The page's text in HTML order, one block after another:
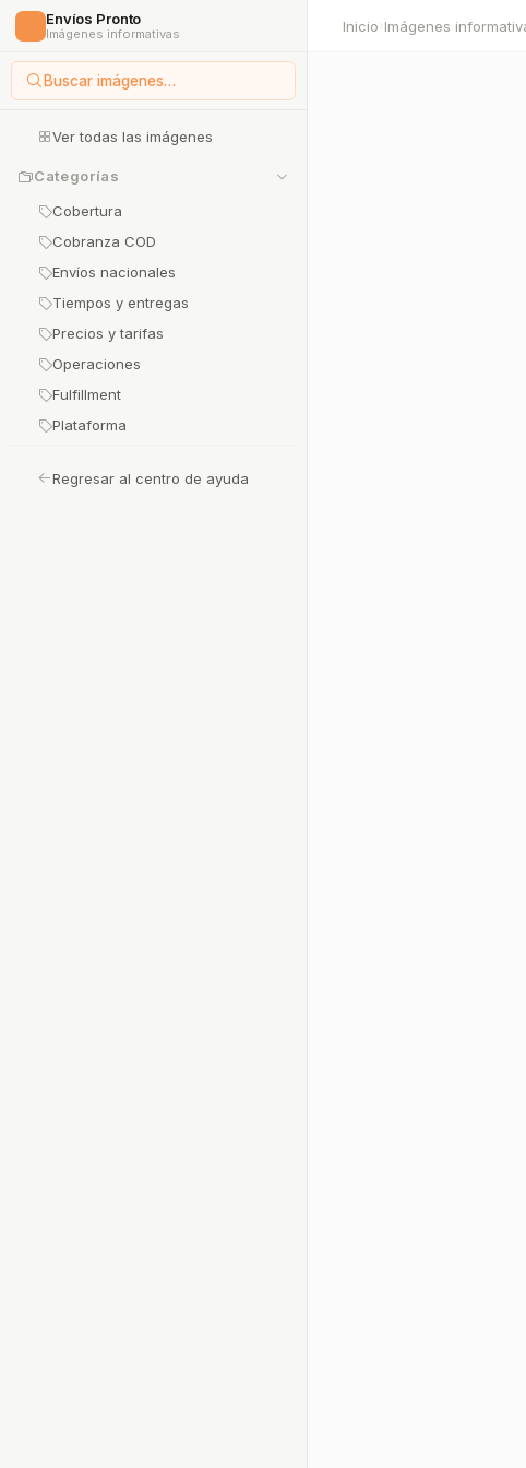
Envíos Pronto
Imágenes informativas
Buscar imágenes…
Ver todas las imágenes
Categorías
Cobertura
Cobranza COD
Envíos nacionales
Tiempos y entregas
Precios y tarifas
Operaciones
Fulfillment
Plataforma
Regresar al centro de ayuda
Inicio› Imágenes